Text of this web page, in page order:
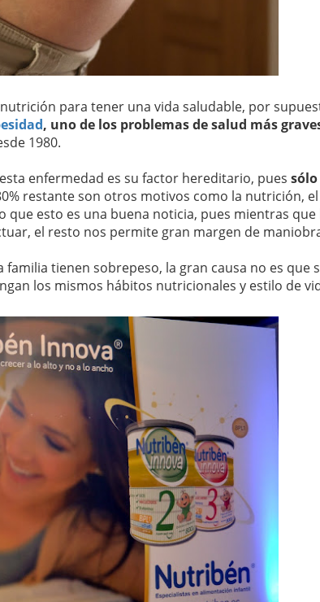
para tener una vida saludable, por
, uno de los problemas de salud más
1980.
enfermedad es su factor hereditario, pues sólo
restante son otros motivos como la nutrición,
esto es una buena noticia, pues mientras que
el resto nos permite gran margen de
tienen sobrepeso, la gran causa no es que
los mismos hábitos nutricionales y estilo de